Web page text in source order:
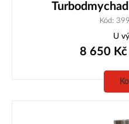
Kód:
U
8 650 Kč